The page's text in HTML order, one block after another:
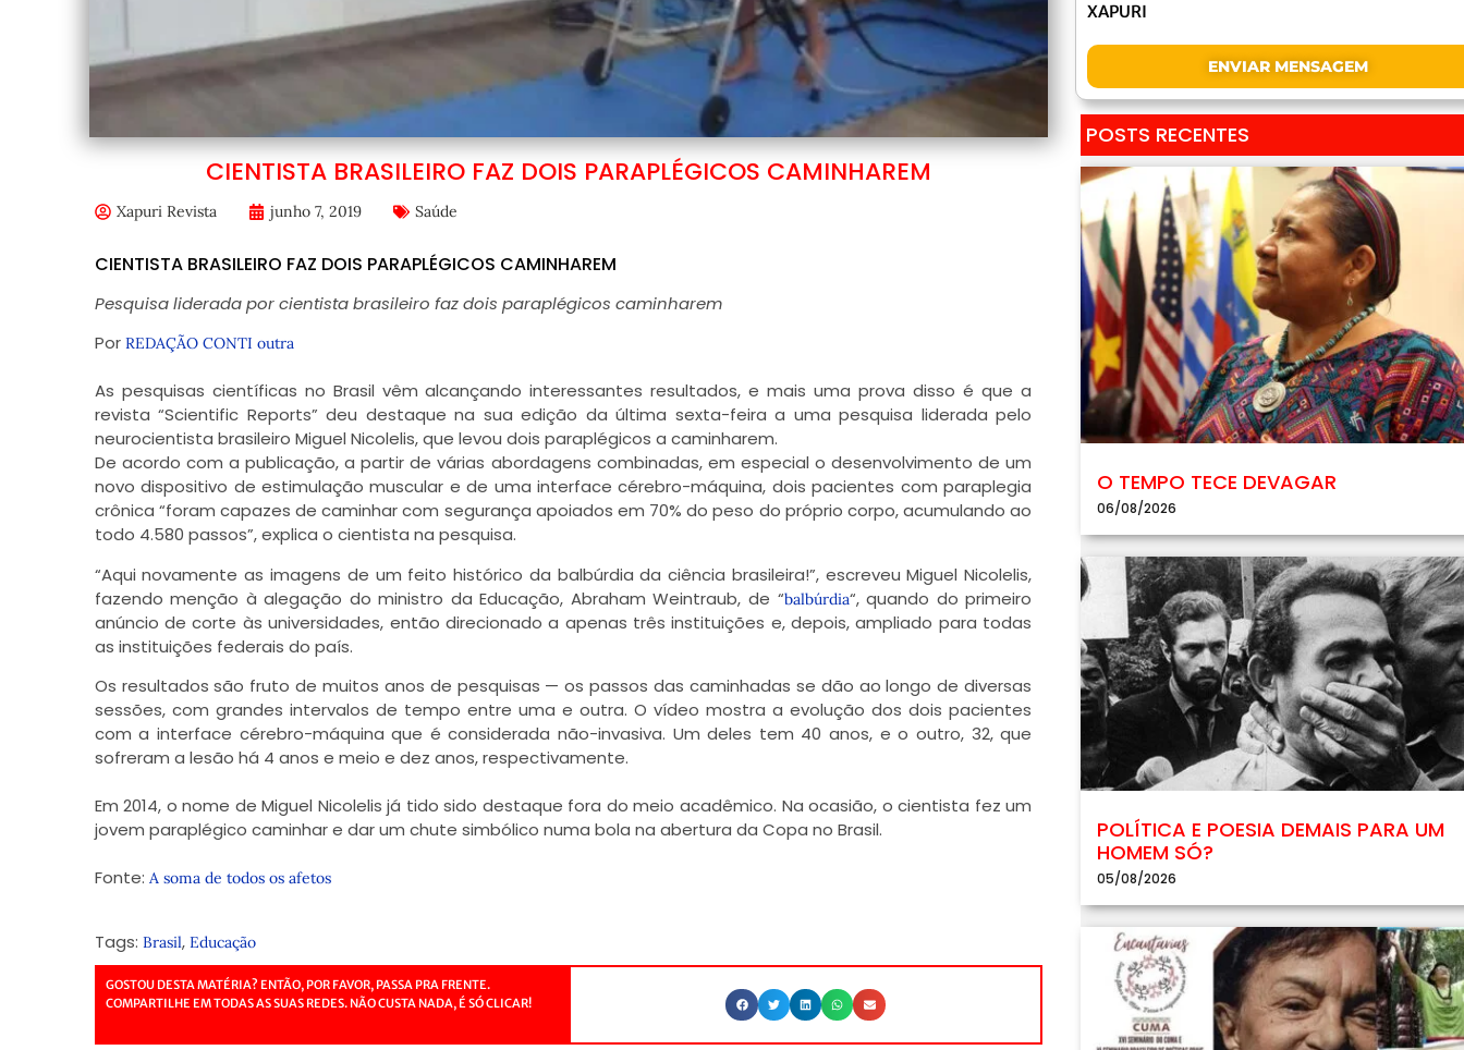
CIENTISTA BRASILEIRO FAZ DOIS PARAPLÉGICOS CAMINHAREM
Xapuri Revista junho 7, 2019 Saúde
CIENTISTA BRASILEIRO FAZ DOIS PARAPLÉGICOS CAMINHAREM
Pesquisa liderada por cientista brasileiro faz dois paraplégicos caminharem
Por REDAÇÃO CONTI outra
As pesquisas científicas no Brasil vêm alcançando interessantes resultados, e mais uma prova disso é que a
revista “Scientific Reports” deu destaque na sua edição da última sexta-feira a uma pesquisa liderada pelo
neurocientista brasileiro Miguel Nicolelis, que levou dois paraplégicos a caminharem.
De acordo com a publicação, a partir de várias abordagens combinadas, em especial o desenvolvimento de um
novo dispositivo de estimulação muscular e de uma interface cérebro-máquina, dois pacientes com paraplegia
crônica “foram capazes de caminhar com segurança apoiados em 70% do peso do próprio corpo, acumulando ao
todo 4.580 passos”, explica o cientista na pesquisa.
“Aqui novamente as imagens de um feito histórico da balbúrdia da ciência brasileira!”, escreveu Miguel Nicolelis,
fazendo menção à alegação do ministro da Educação, Abraham Weintraub, de “balbúrdia“, quando do primeiro
anúncio de corte às universidades, então direcionado a apenas três instituições e, depois, ampliado para todas
as instituições federais do país.
Os resultados são fruto de muitos anos de pesquisas — os passos das caminhadas se dão ao longo de diversas
sessões, com grandes intervalos de tempo entre uma e outra. O vídeo mostra a evolução dos dois pacientes
com a interface cérebro-máquina que é considerada não-invasiva. Um deles tem 40 anos, e o outro, 32, que
sofreram a lesão há 4 anos e meio e dez anos, respectivamente.
Em 2014, o nome de Miguel Nicolelis já tido sido destaque fora do meio acadêmico. Na ocasião, o cientista fez um
jovem paraplégico caminhar e dar um chute simbólico numa bola na abertura da Copa no Brasil.
Fonte: A soma de todos os afetos
Tags: Brasil, Educação
GOSTOU DESTA MATÉRIA? ENTÃO, POR FAVOR, PASSA PRA FRENTE.
COMPARTILHE EM TODAS AS SUAS REDES. NÃO CUSTA NADA, É SÓ CLICAR!
XAPURI
ENVIAR MENSAGEM
POSTS RECENTES
O TEMPO TECE DEVAGAR
06/08/2026
POLÍTICA E POESIA DEMAIS PARA UM
HOMEM SÓ?
05/08/2026